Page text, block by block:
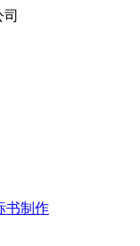
书制作